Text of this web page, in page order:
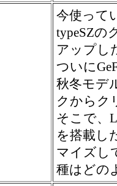
今使って
typeSZの
アップし
ついに
秋冬モデ
クからク
そこで、
を搭載し
マイズし
種はどの